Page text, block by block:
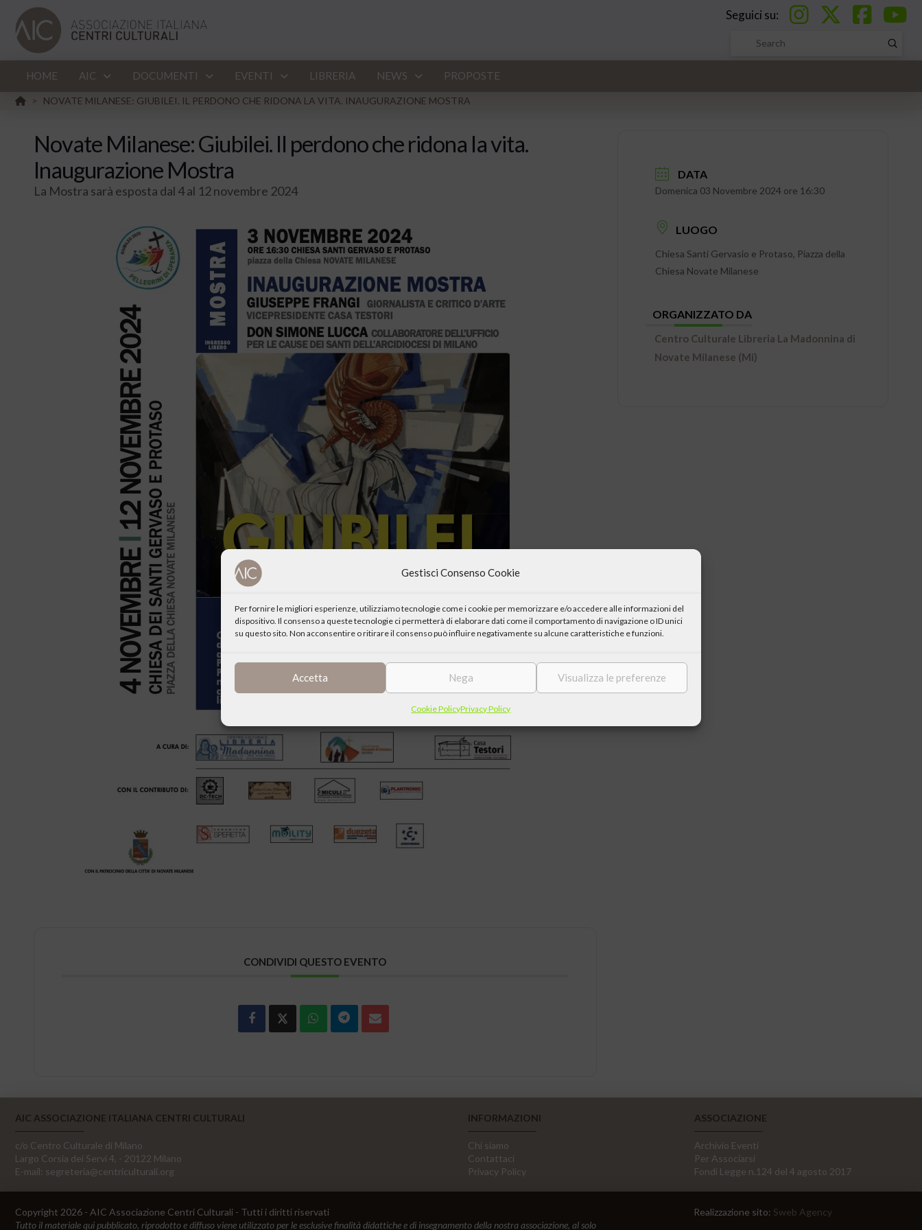
Gestisci Consenso Cookie
Per fornire le migliori esperienze, utilizziamo tecnologie come i cookie per memorizzare e/o accedere alle informazioni del
dispositivo. Il consenso a queste tecnologie ci permetterà di elaborare dati come il comportamento di navigazione o ID unici
su questo sito. Non acconsentire o ritirare il consenso può influire negativamente su alcune caratteristiche e funzioni.
Accetta Nega Visualizza le preferenze
Cookie PolicyPrivacy Policy
Seguici su:
Search
Submit
HOME AIC DOCUMENTI EVENTI LIBRERIA NEWS PROPOSTE
HOME
> NOVATE MILANESE: GIUBILEI. IL PERDONO CHE RIDONA LA VITA. INAUGURAZIONE MOSTRA
Novate Milanese: Giubilei. Il perdono che ridona la vita.
Inaugurazione Mostra
La Mostra sarà esposta dal 4 al 12 novembre 2024
CONDIVIDI QUESTO EVENTO
DATA
Domenica 03 Novembre 2024 ore 16:30
LUOGO
Chiesa Santi Gervasio e Protaso, Piazza della
Chiesa Novate Milanese
ORGANIZZATO DA
Centro Culturale Libreria La Madonnina di
Novate Milanese (Mi)
AIC ASSOCIAZIONE ITALIANA CENTRI CULTURALI
c/o Centro Culturale di Milano
Largo Corsia dei Servi 4, - 20122 Milano
E-mail: segreteria@centriculturali.org
INFORMAZIONI
Chi siamo
Contattaci
Privacy Policy
ASSOCIAZIONE
Archivio Eventi
Per Associarsi
Fondi Legge n.124 del 4 agosto 2017
Copyright 2026 - AIC Associazione Centri Culturali - Tutti i diritti riservati
Tutto il materiale qui pubblicato, riprodotto e diffuso viene utilizzato per le esclusive finalità didattiche e di insegnamento della nostra associazione, al solo
Realizzazione sito: Sweb Agency